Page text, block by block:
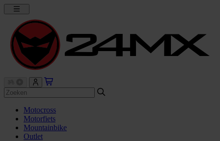
Motocross
Motorfiets
Mountainbike
Outlet